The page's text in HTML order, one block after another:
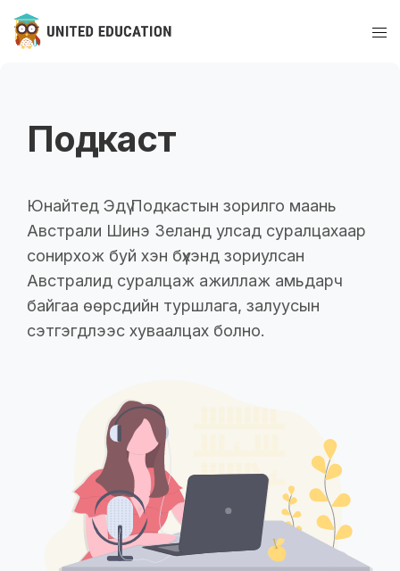
Подкаст
Юнайтед Эдү Подкастын зорилго маань
Австрали Шинэ Зеланд улсад суралцахаар
сонирхож буй хэн бүхэнд зориулсан
Австралид суралцаж ажиллаж амьдарч
байгаа өөрсдийн туршлага, залуусын
сэтгэгдлээс хуваалцах болно.